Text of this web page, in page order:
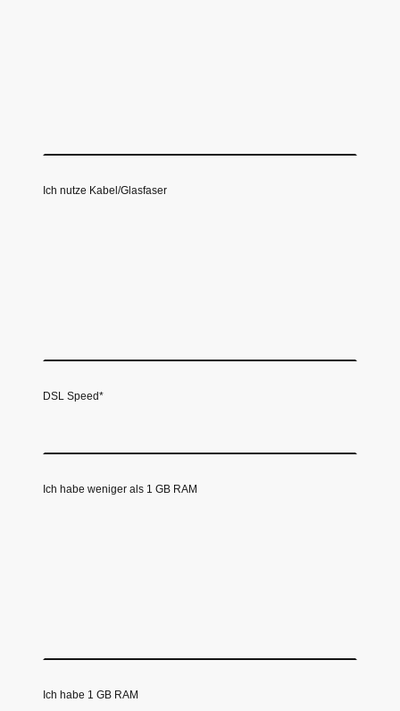
Ich nutze Kabel/Glasfaser
DSL Speed*
Ich habe weniger als 1 GB RAM
Ich habe 1 GB RAM